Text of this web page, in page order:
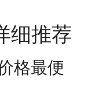
细推荐
格最便